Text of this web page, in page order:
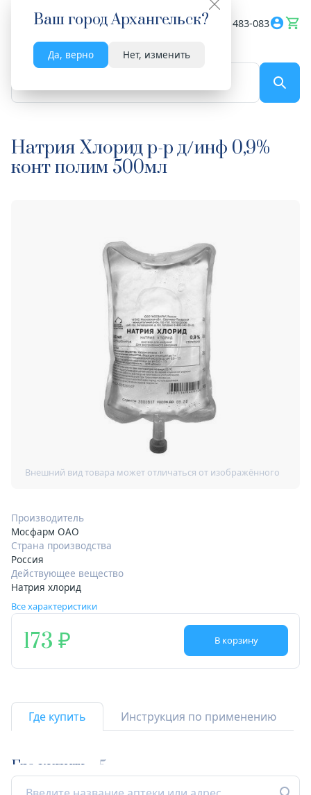
Ваш городАрхангельск?
Да, верно Нет, изменить
Весь сайт 8182 483-083
Натрия Хлорид р-р д/инф 0,9%
конт полим 500мл
Производитель
Мосфарм ОАО
Страна производства
Россия
Действующее вещество
Натрия хлорид
Все характеристики
173 В корзину
Где купить Инструкция по применению
Где купить 5